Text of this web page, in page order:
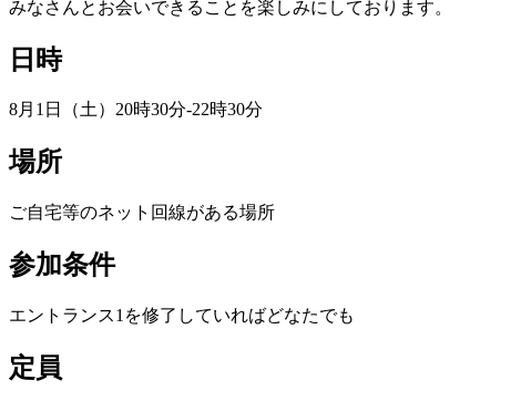
みなさんとお会いできることを楽しみにしております。
日時
8月1日（土）20時30分-22時30分
場所
ご自宅等のネット回線がある場所
参加条件
エントランス1を修了していればどなたでも
定員